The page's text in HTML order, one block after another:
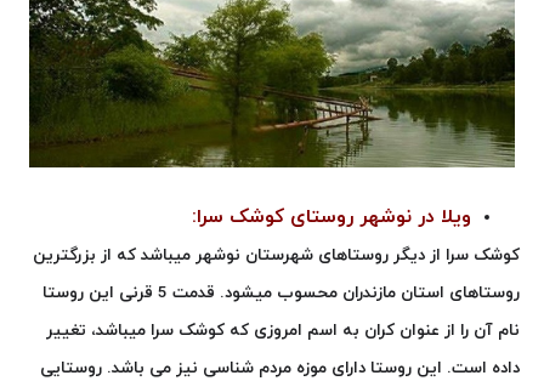
ویلا در نوشهر روستای کوشک سرا:
کوشک سرا از دیگر روستاهای شهرستان نوشهر میباشد که از بزرگترین
روستاهای استان مازندران محسوب میشود. قدمت 5 قرنی این روستا
نام آن را از عنوان کران به اسم امروزی که کوشک سرا میباشد، تغییر
داده است. این روستا دارای موزه مردم شناسی نیز می باشد. روستایی